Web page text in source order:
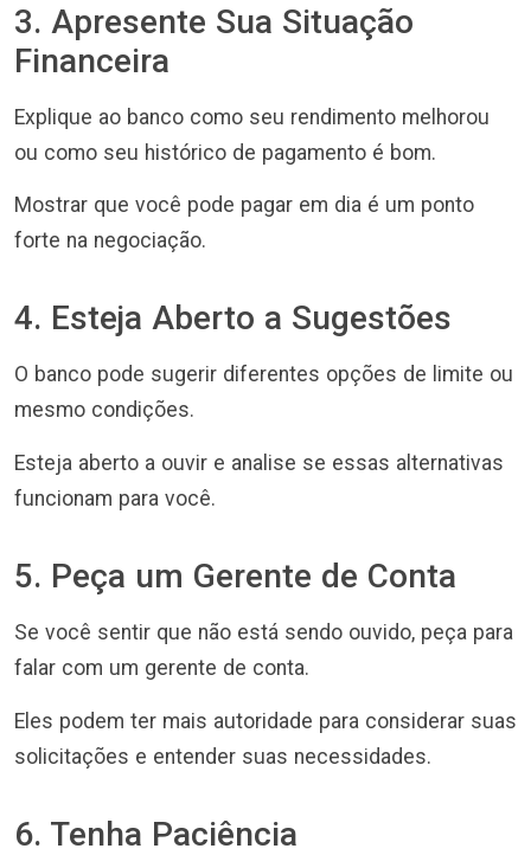
3. Apresente Sua Situação
Financeira
Explique ao banco como seu rendimento melhorou
ou como seu histórico de pagamento é bom.
Mostrar que você pode pagar em dia é um ponto
forte na negociação.
4. Esteja Aberto a Sugestões
O banco pode sugerir diferentes opções de limite ou
mesmo condições.
Esteja aberto a ouvir e analise se essas alternativas
funcionam para você.
5. Peça um Gerente de Conta
Se você sentir que não está sendo ouvido, peça para
falar com um gerente de conta.
Eles podem ter mais autoridade para considerar suas
solicitações e entender suas necessidades.
6. Tenha Paciência